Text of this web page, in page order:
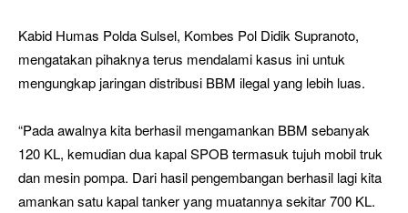
Kabid Humas Polda Sulsel, Kombes Pol Didik Supranoto,
mengatakan pihaknya terus mendalami kasus ini untuk
mengungkap jaringan distribusi BBM ilegal yang lebih luas.
“Pada awalnya kita berhasil mengamankan BBM sebanyak
120 KL, kemudian dua kapal SPOB termasuk tujuh mobil truk
dan mesin pompa. Dari hasil pengembangan berhasil lagi kita
amankan satu kapal tanker yang muatannya sekitar 700 KL.